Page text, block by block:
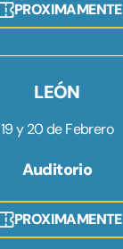
PROXIMAMENTE
LEÓN
19 y 20 de Febrero
Auditorio
PROXIMAMENTE